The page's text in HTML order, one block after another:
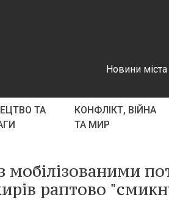
Новини міста
ТА
КОНФЛІКТ, ВІЙНА
ТА МИР
мобілізованими
раптово